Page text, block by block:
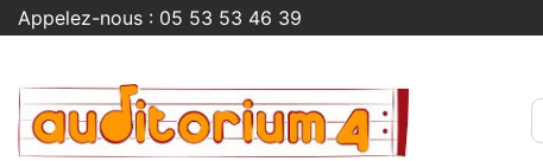
Appelez-nous : 05 53 53 46 39